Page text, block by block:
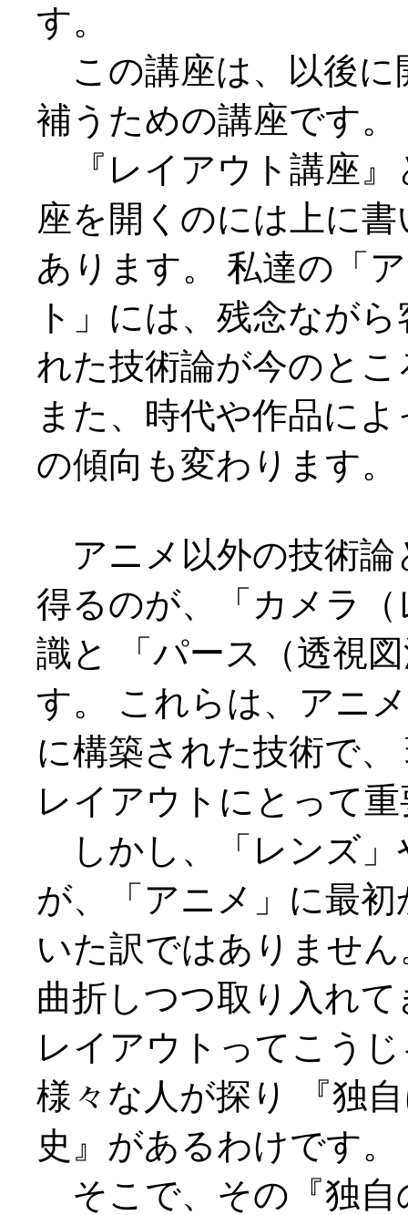
す。
この講座は、以後に
補うための講座です。
『レイアウト講座』
座を開くのには上に
あります。 私達の「
ト」には、残念なが
れた技術論が今のと
また、時代や作品に
の傾向も変わります。
アニメ以外の技術論
得るのが、「カメラ
識と 「パース（透視
す。 これらは、アニ
に構築された技術で
レイアウトにとって
しかし、「レンズ」
が、「アニメ」に最
いた訳ではありませ
曲折しつつ取り入れ
レイアウトってこう
様々な人が探り 『独
史』があるわけです。
そこで、その『独自